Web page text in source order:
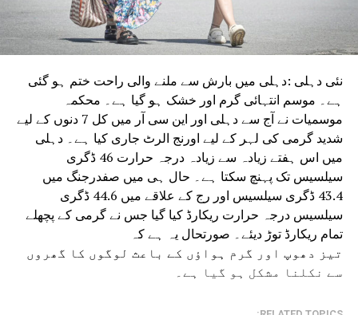
نئی دہلی :دہلی میں بارش سے ملنے والی راحت ختم ہو گئی
ہے۔ موسم انتہائی گرم اور خشک ہو گیا ہے۔ محکمہ
موسمیات نے آج سے دہلی اور این سی آر میں کل 7 دنوں کے لیے
شدید گرمی کی لہر کے لیے اورنج الرٹ جاری کیا ہے۔ دہلی
میں اس ہفتے زیادہ سے زیادہ درجہ حرارت 46 ڈگری
سیلسیس تک پہنچ سکتا ہے۔ حال ہی میں صفدرجنگ میں
43.4 ڈگری سیلسیس اور رج کے علاقے میں 44.6 ڈگری
سیلسیس درجہ حرارت ریکارڈ کیا گیا جس نے گرمی کے پچھلے
تمام ریکارڈ توڑ دیئے۔ صورتحال یہ ہے کہ
تیز دھوپ اور گرم ہواؤں کے باعث لوگوں کا گھروں
سے نکلنا مشکل ہو گیا ہے۔